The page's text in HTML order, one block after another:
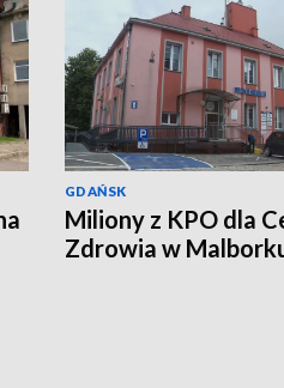
GDAŃSK
Miliony z KPO dla
Zdrowia w